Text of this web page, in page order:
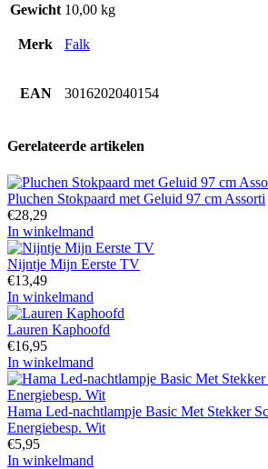
Gewicht 10,00 kg
Merk Falk
EAN 3016202040154
Gerelateerde artikelen
Pluchen Stokpaard met Geluid 97 cm Assorti
€28,29
In winkelmand
Nijntje Mijn Eerste TV
€13,49
In winkelmand
Lauren Kaphoofd
€16,95
In winkelmand
Hama Led-nachtlampje Basic Met Stekker
Energiebesp. Wit
€5,95
In winkelmand